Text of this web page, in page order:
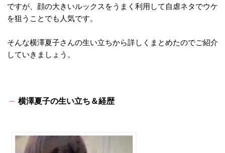
ですが、顔の大きいルックスをうまく利用して自虐ネタでウケ
を狙うことでも人気です。
そんな横澤夏子さんの生い立ちから詳しくまとめたのでご紹介
していきましょう。
横澤夏子の生い立ち＆経歴